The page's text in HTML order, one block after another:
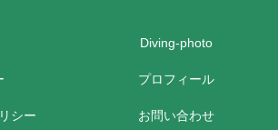
Diving-photo
プロフィール
シー お問い合わせ